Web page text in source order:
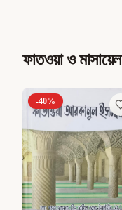
ফাতওয়া ও মাসায়েল
-40%